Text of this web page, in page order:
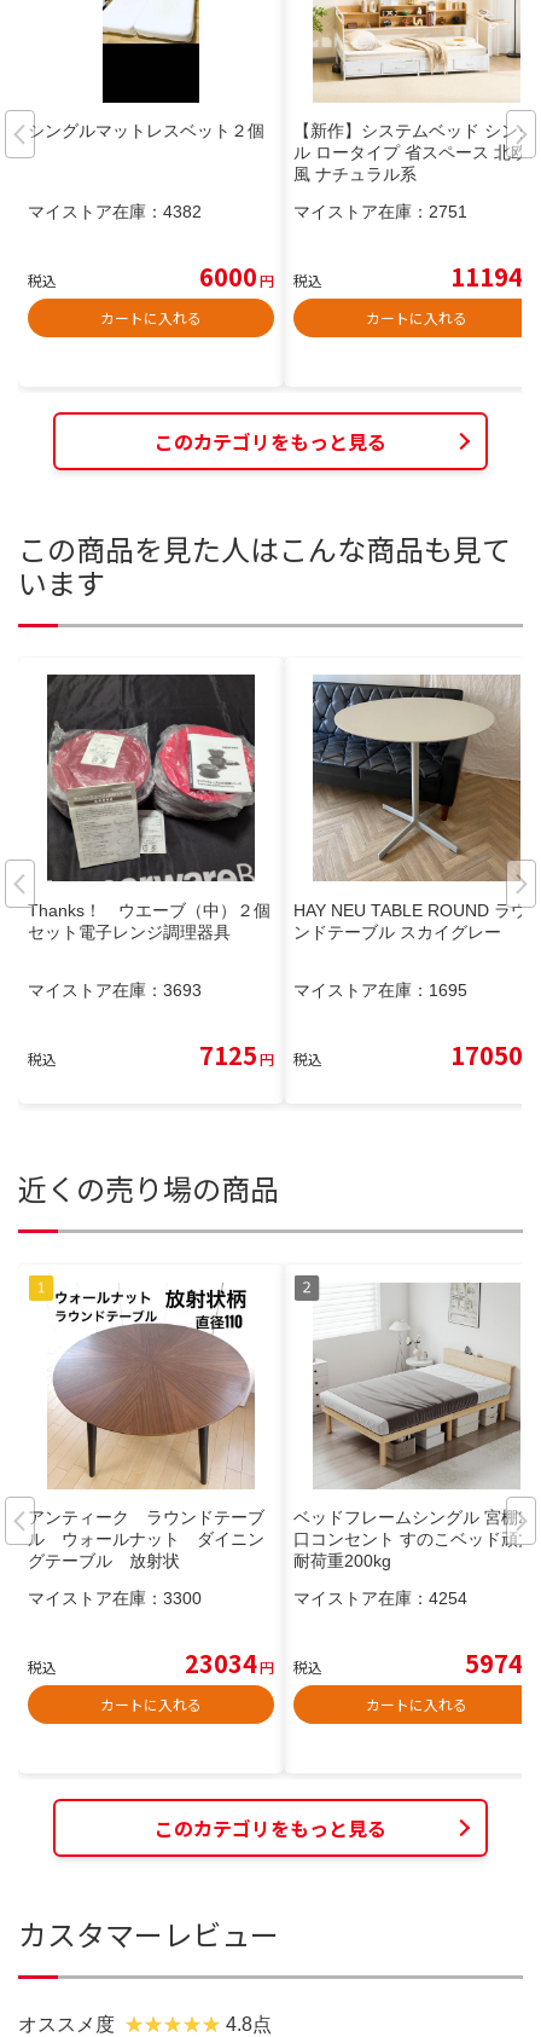
シングルマットレスベット２個
マイストア在庫： 4382
税込 6000円
カートに入れる
【新作】システムベッド シング
ル ロータイプ 省スペース 北欧
風 ナチュラル系
マイストア在庫： 2751
税込 11194
カートに入れる
このカテゴリをもっと見る
この商品を見た人はこんな商品も見て
います
Thanks！ ウエーブ（中）２個
セット電子レンジ調理器具
マイストア在庫： 3693
税込 7125円
HAY NEU TABLE ROUND ラウ
ンドテーブル スカイグレー
マイストア在庫： 1695
税込 17050
近くの売り場の商品
アンティーク ラウンドテーブ
ル ウォールナット ダイニン
グテーブル 放射状
マイストア在庫： 3300
税込 23034円
カートに入れる
ベッドフレームシングル 宮棚2
口コンセント すのこベッド頑丈
耐荷重200kg
マイストア在庫： 4254
税込 5974
カートに入れる
このカテゴリをもっと見る
カスタマーレビュー
オススメ度 4.8点